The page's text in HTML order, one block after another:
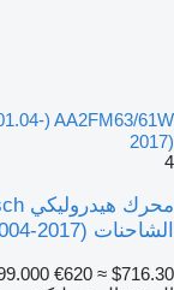
2017)
4
الشاحنات Scania P,G,R,T-series (2004-2017)
€620 ≈ $716.30